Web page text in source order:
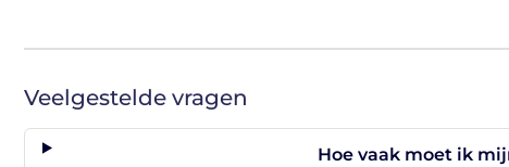
Veelgestelde vragen
Hoe vaak moet ik